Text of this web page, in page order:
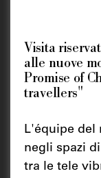
Visita
alle nuove
Promise of
travellers"
L'équipe del
negli spazi
tra le tele